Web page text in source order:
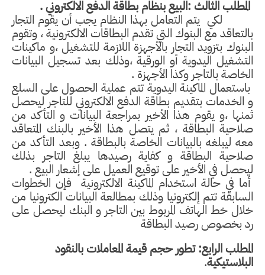
المطلب الثالث :البيع بنظام بطاقة الدفع الالكتروني .
لكي يتم التعامل بهذا النظام يجب أن يقوم التجار
بالتعاقد مع البنوك التي تقدم البطاقات الالكترونية ، وتقوم
البنوك بتزويد التجار بالأجهزة اللازمة للتشغيل ،و ماكينات
التشغيل اليدوية أو الورقية ،وذلك بعد تسجيل البيانات
الخاصة بالتاجر وكذا الأجهزة .
باستعمال الماكينة اليدوية تتم عملية الحصول على السلع
و الخدمات بتقديم بطاقة الدفع الالكتروني للتاجر ليحصل
ثمنها ،و يقوم هذا الأخير بمراجعة البيانات و التأكد من
صلاحية البطاقة ، ثم يتصل هذا الأخير بالبنك المتعاقد
معه ليبلغه بالبيانات الخاصة بالبطاقة . وبعد التأكد من
صلاحية البطاقة و كفاية رصيدها يبلغ التاجر بذلك
ليحصل في الأخير على توقيع العميل على إشعار البيع .
أما في حالة استخدام الماكينة الالكترونية فإن الخطوات
السابقة تتم إلكترونيا وذلك بمطالعة البيانات الكترونيا من
خلال خط الهاتف المربوط بين التاجر و البنك ليحصل على
رد بخصوص رصيد البطاقة
المطلب الرابع: تطور حجم قيمة المعاملات بالنقود
البلاستيكية.